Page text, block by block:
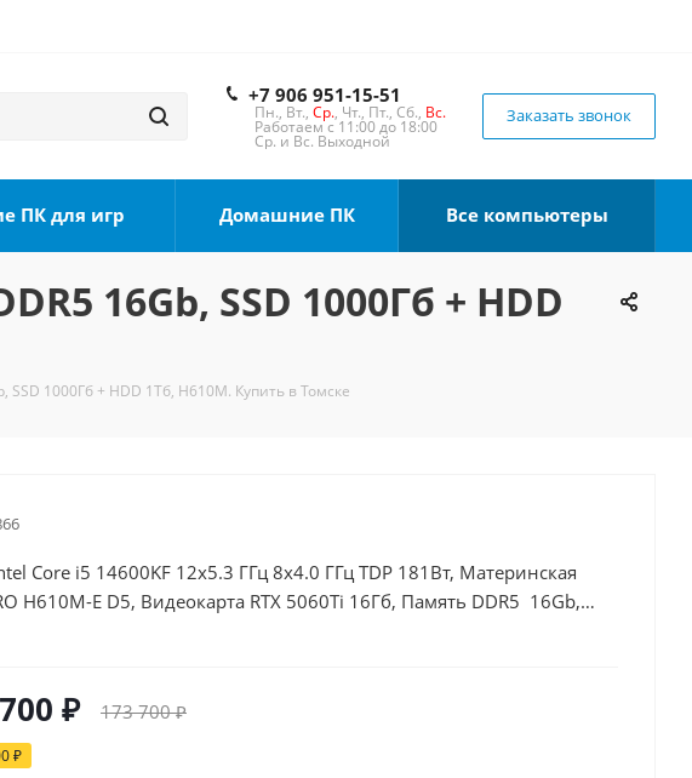
+7 906 951-15-51
Пн., Вт., Ср., Чт., Пт., Сб., Вс.
Работаем с 11:00 до 18:00
Ср. и Вс. Выходной
Заказать звонок
ПК для игр Домашние ПК Все компьютеры
16Gb, SSD 1000Гб + HDD
SSD 1000Гб + HDD 1Тб, H610M. Купить в Томске
Core i5 14600KF 12x5.3 ГГц 8x4.0 ГГц TDP 181Вт, Материнская
H610M-E D5, Видеокарта RTX 5060Ti 16Гб, Память DDR5 16Gb,
+ HDD 1Тб, БП 600Вт
₽ 173 700 ₽
₽